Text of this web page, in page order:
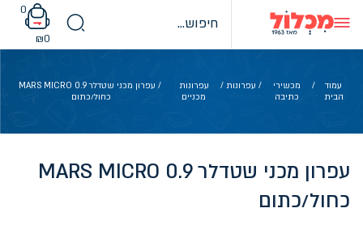
content
0
₪0
עמוד
הבית
/
מכשירי
כתיבה
/ עפרונות /
עפרונות
מכניים
/ עפרון מכני שטדלר 0.9 MARS MICRO
כחול/כתום
עפרון מכני שטדלר 0.9 MARS MICRO
כחול/כתום